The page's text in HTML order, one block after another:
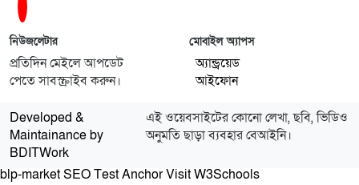
লক্ষ্মীপুরে প্রবাসীর স্ত্রীর অকাল মৃত্যুতে এলাকায় শোকের
১৩
রায়পুরে জুলাই গণঅভ্যুত্থান দিবস-২০২৬ উদযাপন
উপলক্ষে প্রস্তুতি সভা অনুষ্ঠিত
১৫
নিউজলেটার
প্রতিদিন মেইলে আপডেট
পেতে সাবস্ক্রাইব করুন।
মোবাইল অ্যাপস
অ্যান্ড্রয়েড
আইফোন
Developed &
Maintainance by
BDITWork
এই ওয়েবসাইটের কোনো লেখা, ছবি, ভিডিও
অনুমতি ছাড়া ব্যবহার বেআইনি।
blp-marketSEO Test AnchorVisit W3Schools